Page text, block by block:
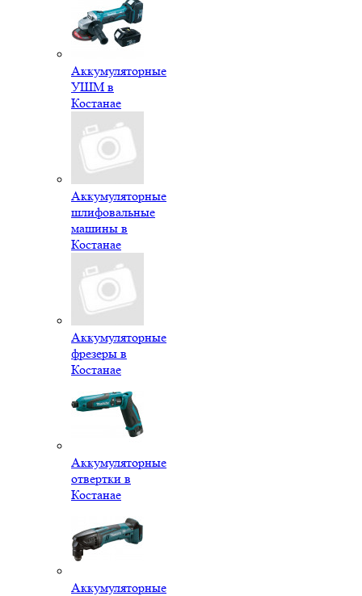
Аккумуляторные
УШМ в
Костанае
Аккумуляторные
шлифовальные
машины в
Костанае
Аккумуляторные
фрезеры в
Костанае
Аккумуляторные
отвертки в
Костанае
Аккумуляторные